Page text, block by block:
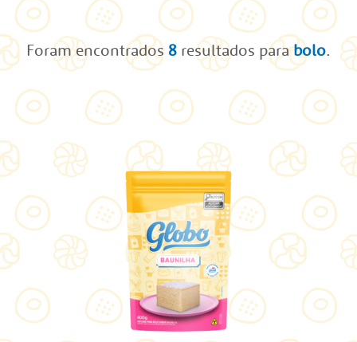
Foram encontrados 8 resultados parabolo.